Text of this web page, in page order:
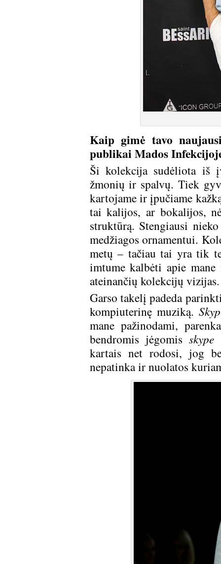
Kaip gimė tavo
publikai Mados
Ši kolekcija sudėliota iš
žmonių ir spalvų. Tiek
kartojame ir įpučiame
tai kalijos, ar bokalijos,
struktūrą. Stengiausi
medžiagos ornamentui.
metų – tačiau tai yra tik
imtume kalbėti apie
ateinančių kolekcijų vizijas.
Garso takelį padeda
kompiuterinę muziką.
mane pažinodami,
bendromis jėgomis skype
kartais net rodosi, jog
nepatinka ir nuolatos